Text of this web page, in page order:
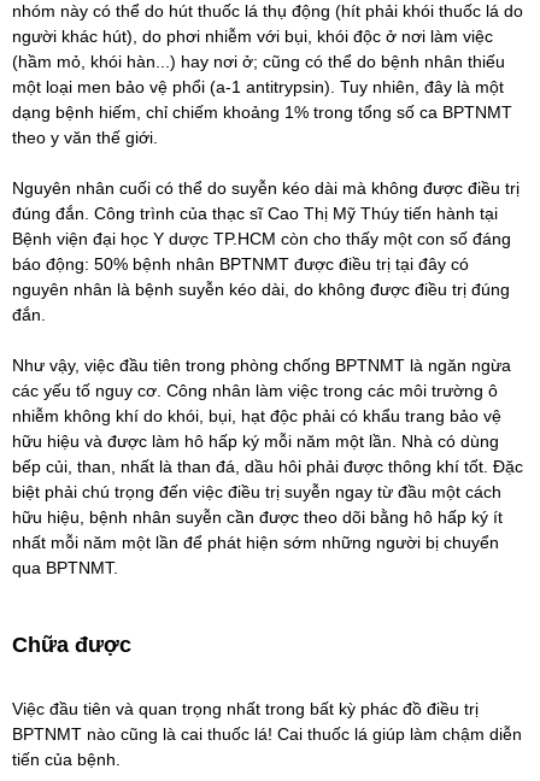
nhóm này có thể do hút thuốc lá thụ động (hít phải khói thuốc lá do
người khác hút), do phơi nhiễm với bụi, khói độc ở nơi làm việc
(hầm mỏ, khói hàn...) hay nơi ở; cũng có thể do bệnh nhân thiếu
một loại men bảo vệ phổi (a-1 antitrypsin). Tuy nhiên, đây là một
dạng bệnh hiếm, chỉ chiếm khoảng 1% trong tổng số ca BPTNMT
theo y văn thế giới.
Nguyên nhân cuối có thể do suyễn kéo dài mà không được điều trị
đúng đắn. Công trình của thạc sĩ Cao Thị Mỹ Thúy tiến hành tại
Bệnh viện đại học Y dược TP.HCM còn cho thấy một con số đáng
báo động: 50% bệnh nhân BPTNMT được điều trị tại đây có
nguyên nhân là bệnh suyễn kéo dài, do không được điều trị đúng
đắn.
Như vậy, việc đầu tiên trong phòng chống BPTNMT là ngăn ngừa
các yếu tố nguy cơ. Công nhân làm việc trong các môi trường ô
nhiễm không khí do khói, bụi, hạt độc phải có khẩu trang bảo vệ
hữu hiệu và được làm hô hấp ký mỗi năm một lần. Nhà có dùng
bếp củi, than, nhất là than đá, dầu hôi phải được thông khí tốt. Đặc
biệt phải chú trọng đến việc điều trị suyễn ngay từ đầu một cách
hữu hiệu, bệnh nhân suyễn cần được theo dõi bằng hô hấp ký ít
nhất mỗi năm một lần để phát hiện sớm những người bị chuyển
qua BPTNMT.
Chữa được
Việc đầu tiên và quan trọng nhất trong bất kỳ phác đồ điều trị
BPTNMT nào cũng là cai thuốc lá! Cai thuốc lá giúp làm chậm diễn
tiến của bệnh.